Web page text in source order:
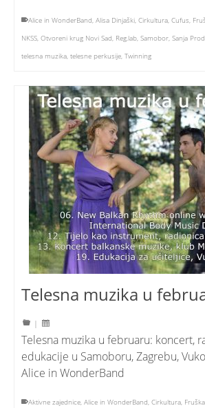
Alice in WonderBand, Alisa Dinjaški, Cirkultura, Cufus,
NKSS, Otvoreni krug Novi Sad, Reg.lab, Samobor, Sanja
telesna muzika, telesne perkusije, Twinning
Telesna muzika u
|
Telesna muzika u februaru: koncert,
edukacije u Samoboru, Zagrebu,
Alice in WonderBand
Aktivne zajednice, Alice in WonderBand, Cirkultura,